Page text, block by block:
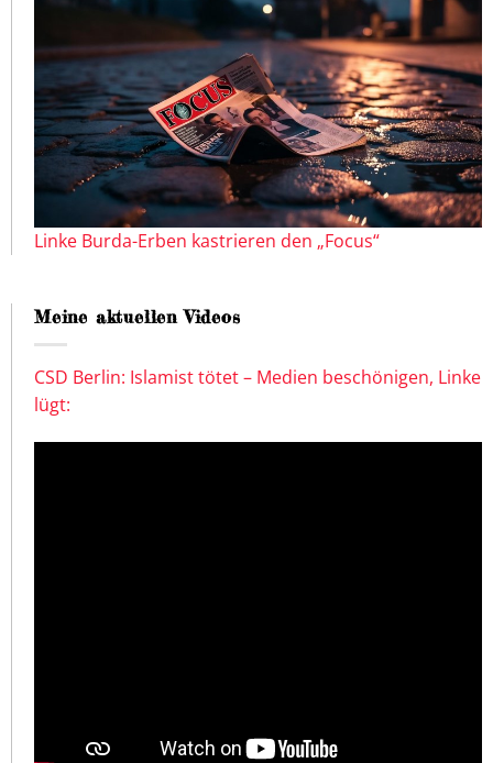
Linke Burda-Erben kastrieren den „Focus“
Meine aktuellen Videos
CSD Berlin: Islamist tötet – Medien beschönigen, Linke
lügt: